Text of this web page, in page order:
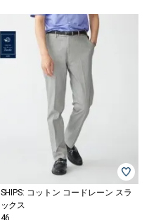
SHIPS: コットン コードレーン スラ
ックス
46